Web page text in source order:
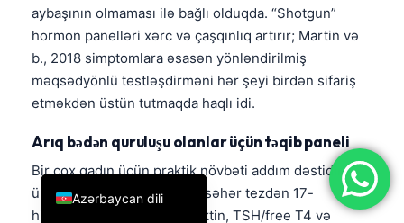
aybaşının olmaması ilə bağlı olduqda. “Shotgun”
hormon panelləri xərc və çaşqınlıq artırır; Martin və
b., 2018 simptomlara əsasən yönləndirilmiş
məqsədyönlü testləşdirməni hər şeyi birdən sifariş
etməkdən üstün tutmaqda haqlı idi.
Arıq bədən quruluşu olanlar üçün təqib paneli
Bir çox qadın üçün praktik növbəti addım dəstidir:
ümumi testosteron, SHBG, səhər tezdən 17-
hidroksiprogesteron, prolaktin, TSH/free T4 və
Azərbaycan dili
English
Deutsch
العربية
Français
עִבְרִית
Italiano